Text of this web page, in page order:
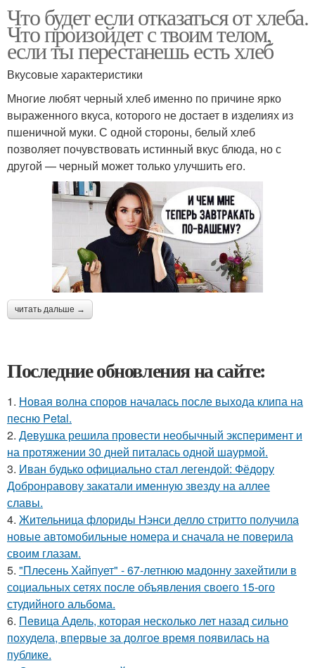
Что будет если отказаться от хлеба.
Что произойдет с твоим телом,
если ты перестанешь есть хлеб
Вкусовые характеристики
Многие любят черный хлеб именно по причине ярко
выраженного вкуса, которого не достает в изделиях из
пшеничной муки. С одной стороны, белый хлеб
позволяет почувствовать истинный вкус блюда, но с
другой — черный может только улучшить его.
читать дальше →
Последние обновления на сайте:
1. Новая волна споров началась после выхода клипа на
песню Petal.
2. Девушка решила провести необычный эксперимент и
на протяжении 30 дней питалась одной шаурмой.
3. Иван будько официально стал легендой: Фёдору
Добронравову закатали именную звезду на аллее
славы.
4. Жительница флориды Нэнси делло стритто получила
новые автомобильные номера и сначала не поверила
своим глазам.
5. "Плесень Хайпует" - 67-летнюю мадонну захейтили в
социальных сетях после объявления своего 15-ого
студийного альбома.
6. Певица Адель, которая несколько лет назад сильно
похудела, впервые за долгое время появилась на
публике.